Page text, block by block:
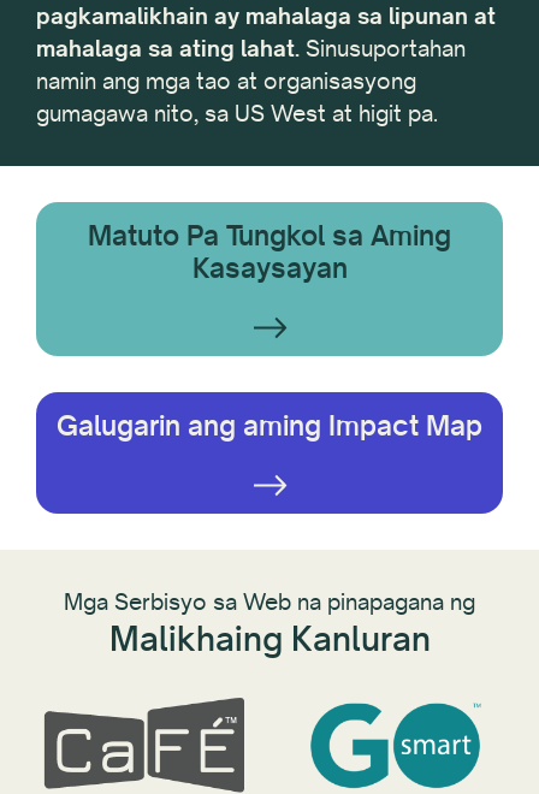
pagkamalikhain ay mahalaga sa lipunan at
mahalaga sa ating lahat. Sinusuportahan
namin ang mga tao at organisasyong
gumagawa nito, sa US West at higit pa.
Matuto Pa Tungkol sa Aming
Kasaysayan
Galugarin ang aming Impact Map
Mga Serbisyo sa Web na pinapagana ng
Malikhaing Kanluran